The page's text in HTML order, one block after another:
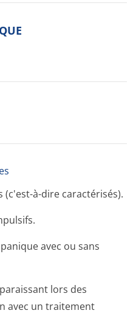
(c'est-à-dire caractérisés).
avec ou sans
lors des
avec un traitement